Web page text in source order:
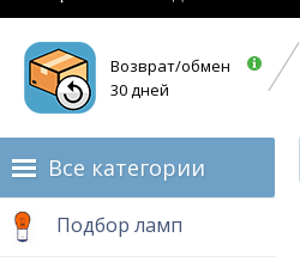
Возврат/обмен
30 дней
Все категории
Подбор ламп